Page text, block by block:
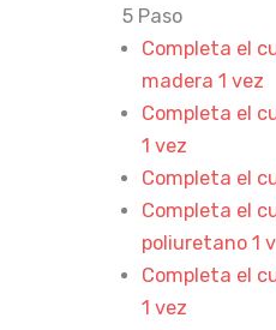
5 Paso
Completa el
madera 1 vez
Completa el
1 vez
Completa el
Completa el
poliuretano 1
Completa el
1 vez